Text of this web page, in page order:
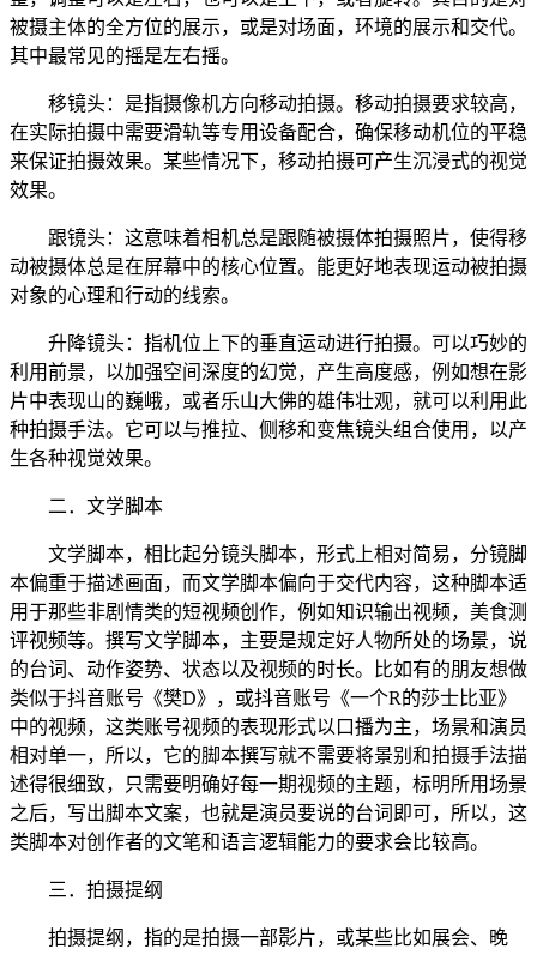
被摄主体的全方位的展示，或是对场面，环境的展示和交代。
其中最常见的摇是左右摇。
移镜头：是指摄像机方向移动拍摄。移动拍摄要求较高，
在实际拍摄中需要滑轨等专用设备配合，确保移动机位的平稳
来保证拍摄效果。某些情况下，移动拍摄可产生沉浸式的视觉
效果。
跟镜头：这意味着相机总是跟随被摄体拍摄照片，使得移
动被摄体总是在屏幕中的核心位置。能更好地表现运动被拍摄
对象的心理和行动的线索。
升降镜头：指机位上下的垂直运动进行拍摄。可以巧妙的
利用前景，以加强空间深度的幻觉，产生高度感，例如想在影
片中表现山的巍峨，或者乐山大佛的雄伟壮观，就可以利用此
种拍摄手法。它可以与推拉、侧移和变焦镜头组合使用，以产
生各种视觉效果。
二．文学脚本
文学脚本，相比起分镜头脚本，形式上相对简易，分镜脚
本偏重于描述画面，而文学脚本偏向于交代内容，这种脚本适
用于那些非剧情类的短视频创作，例如知识输出视频，美食测
评视频等。撰写文学脚本，主要是规定好人物所处的场景，说
的台词、动作姿势、状态以及视频的时长。比如有的朋友想做
类似于抖音账号《樊D》，或抖音账号《一个R的莎士比亚》
中的视频，这类账号视频的表现形式以口播为主，场景和演员
相对单一，所以，它的脚本撰写就不需要将景别和拍摄手法描
述得很细致，只需要明确好每一期视频的主题，标明所用场景
之后，写出脚本文案，也就是演员要说的台词即可，所以，这
类脚本对创作者的文笔和语言逻辑能力的要求会比较高。
三．拍摄提纲
拍摄提纲，指的是拍摄一部影片，或某些比如展会、晚